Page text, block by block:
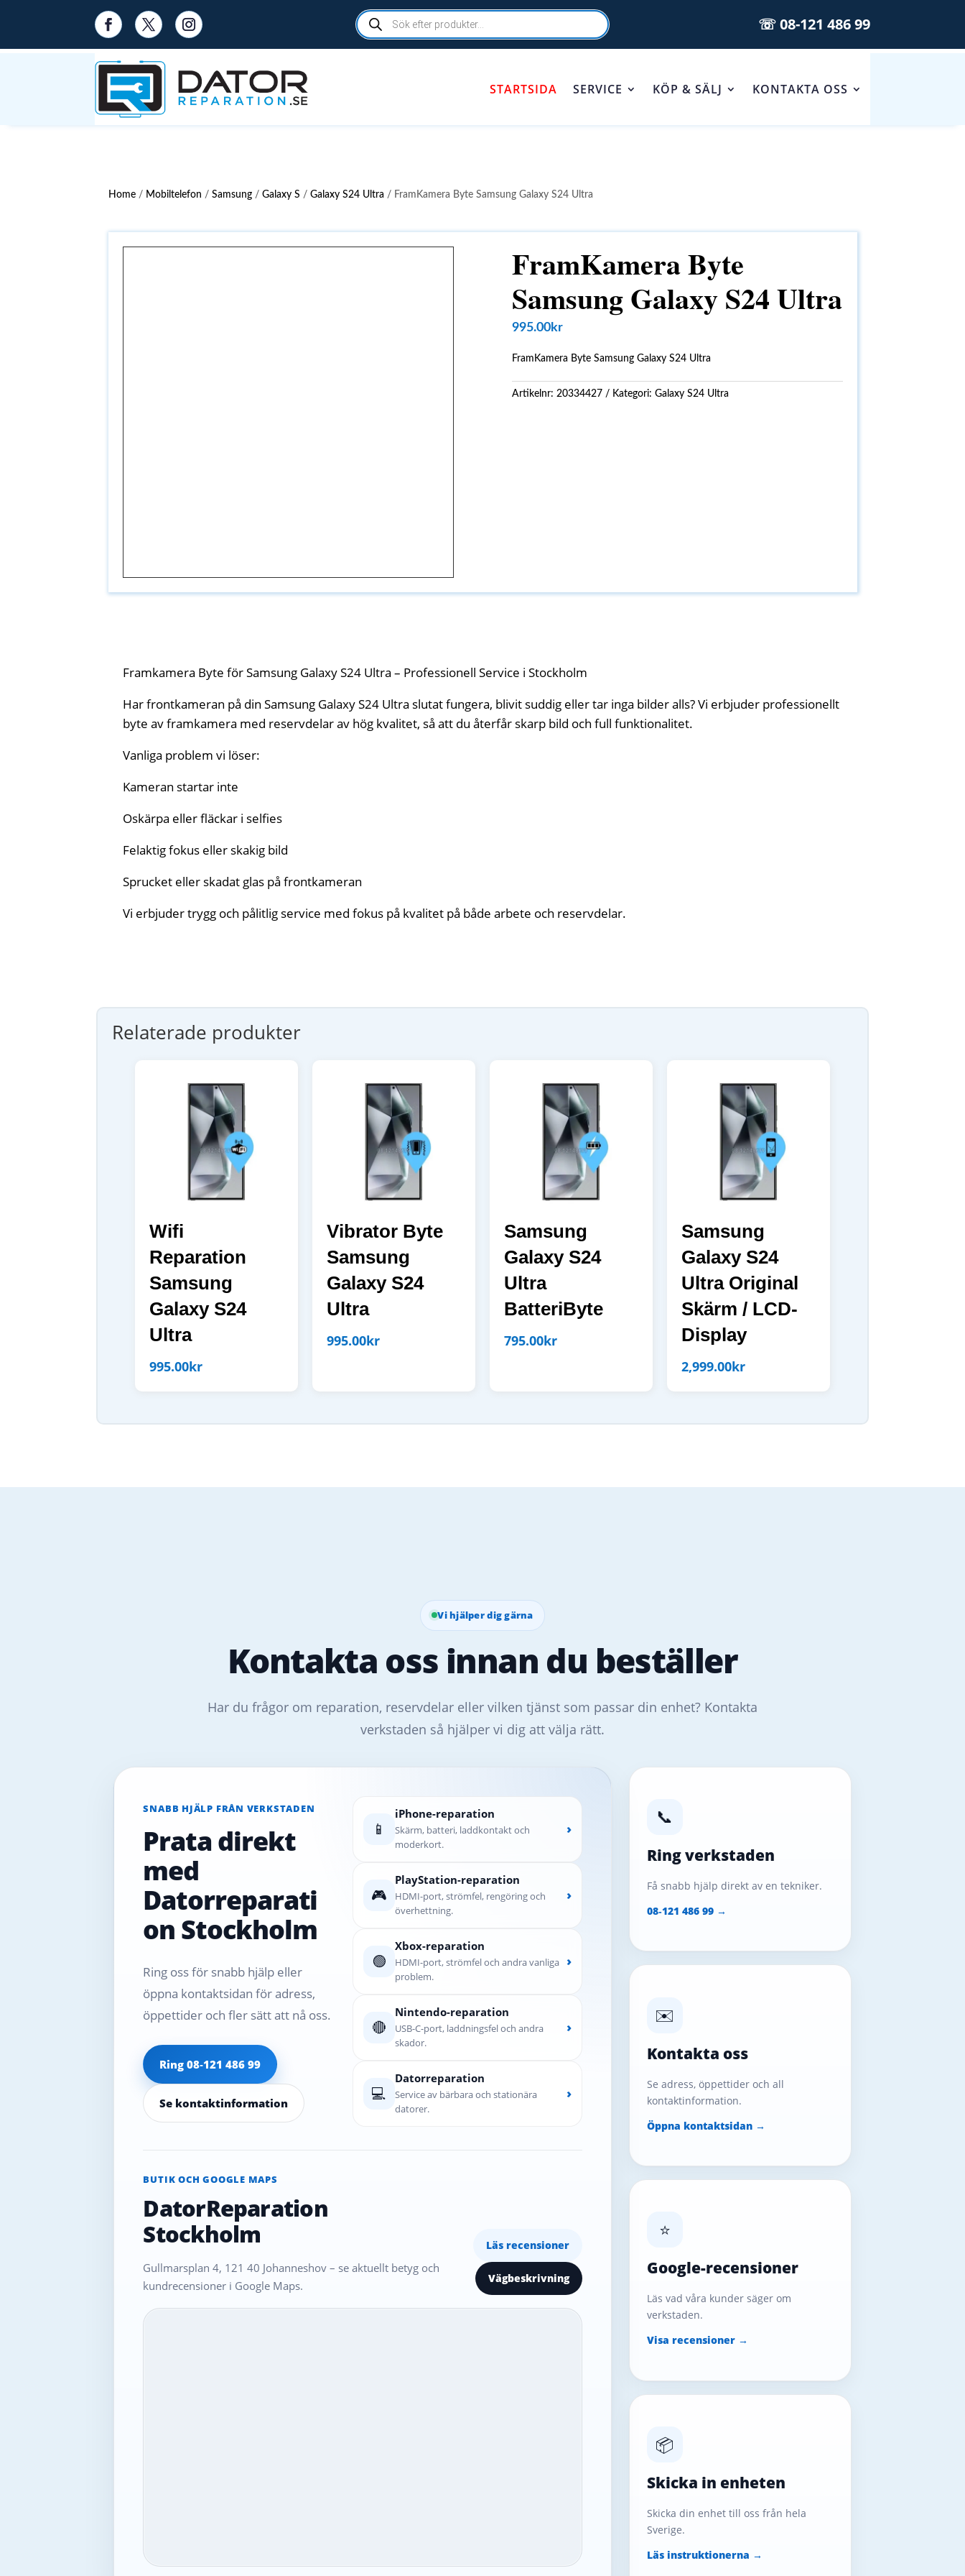
Products
search ☏ 08-121 486 99
STARTSIDA SERVICE KÖP & SÄLJ KONTAKTA OSS
Home / Mobiltelefon /Samsung /Galaxy S /Galaxy S24 Ultra / FramKamera Byte Samsung Galaxy S24 Ultra
FramKamera Byte
Samsung Galaxy S24 Ultra
995.00kr
FramKamera Byte Samsung Galaxy S24 Ultra
Artikelnr: 20334427 Kategori: Galaxy S24 Ultra
Framkamera Byte för Samsung Galaxy S24 Ultra – Professionell Service i Stockholm
Har frontkameran på din Samsung Galaxy S24 Ultra slutat fungera, blivit suddig eller tar inga bilder alls? Vi erbjuder professionellt
byte av framkamera med reservdelar av hög kvalitet, så att du återfår skarp bild och full funktionalitet.
Vanliga problem vi löser:
Kameran startar inte
Oskärpa eller fläckar i selfies
Felaktig fokus eller skakig bild
Sprucket eller skadat glas på frontkameran
Vi erbjuder trygg och pålitlig service med fokus på kvalitet på både arbete och reservdelar.
Relaterade produkter
Wifi
Reparation
Samsung
Galaxy S24
Ultra
995.00kr
Vibrator Byte
Samsung
Galaxy S24
Ultra
995.00kr
Samsung
Galaxy S24
Ultra
BatteriByte
795.00kr
Samsung
Galaxy S24
Ultra Original
Skärm / LCD-
Display
2,999.00kr
Vi hjälper dig gärna
Kontakta oss innan du beställer
Har du frågor om reparation, reservdelar eller vilken tjänst som passar din enhet? Kontakta
verkstaden så hjälper vi dig att välja rätt.
SNABB HJÄLP FRÅN VERKSTADEN
Prata direkt
med
Datorreparati
on Stockholm
Ring oss för snabb hjälp eller
öppna kontaktsidan för adress,
öppettider och fler sätt att nå oss.
Ring 08‑121 486 99
Se kontaktinformation
📱
iPhone-reparation
Skärm, batteri, laddkontakt och
moderkort.
›
🎮
PlayStation-reparation
HDMI-port, strömfel, rengöring och
överhettning.
›
🟢
Xbox-reparation
HDMI-port, strömfel och andra vanliga
problem.
›
🔴
Nintendo-reparation
USB-C-port, laddningsfel och andra
skador.
›
💻
Datorreparation
Service av bärbara och stationära
datorer.
›
BUTIK OCH GOOGLE MAPS
DatorReparation
Stockholm
Gullmarsplan 4, 121 40 Johanneshov – se aktuellt betyg och
kundrecensioner i Google Maps.
Läs recensioner
Vägbeskrivning
📞
Ring verkstaden
Få snabb hjälp direkt av en tekniker.
08‑121 486 99 →
✉️
Kontakta oss
Se adress, öppettider och all
kontaktinformation.
Öppna kontaktsidan →
⭐
Google-recensioner
Läs vad våra kunder säger om
verkstaden.
Visa recensioner →
📦
Skicka in enheten
Skicka din enhet till oss från hela
Sverige.
Läs instruktionerna →